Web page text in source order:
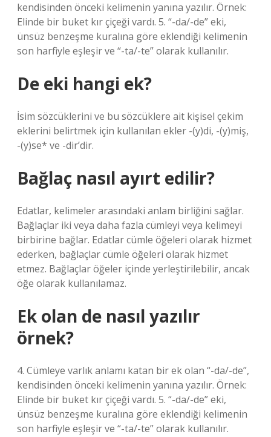
kendisinden önceki kelimenin yanına yazılır. Örnek:
Elinde bir buket kır çiçeği vardı. 5. “-da/-de” eki,
ünsüz benzeşme kuralına göre eklendiği kelimenin
son harfiyle eşleşir ve “-ta/-te” olarak kullanılır.
De eki hangi ek?
İsim sözcüklerini ve bu sözcüklere ait kişisel çekim
eklerini belirtmek için kullanılan ekler -(y)di, -(y)miş,
-(y)se* ve -dir’dir.
Bağlaç nasıl ayırt edilir?
Edatlar, kelimeler arasındaki anlam birliğini sağlar.
Bağlaçlar iki veya daha fazla cümleyi veya kelimeyi
birbirine bağlar. Edatlar cümle öğeleri olarak hizmet
ederken, bağlaçlar cümle öğeleri olarak hizmet
etmez. Bağlaçlar öğeler içinde yerleştirilebilir, ancak
öğe olarak kullanılamaz.
Ek olan de nasıl yazılır
örnek?
4. Cümleye varlık anlamı katan bir ek olan “-da/-de”,
kendisinden önceki kelimenin yanına yazılır. Örnek:
Elinde bir buket kır çiçeği vardı. 5. “-da/-de” eki,
ünsüz benzeşme kuralına göre eklendiği kelimenin
son harfiyle eşleşir ve “-ta/-te” olarak kullanılır.